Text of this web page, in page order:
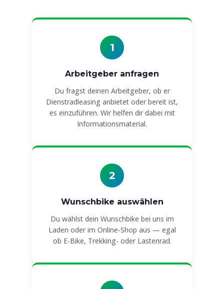
1
Arbeitgeber anfragen
Du fragst deinen Arbeitgeber, ob er
Dienstradleasing anbietet oder bereit ist,
es einzuführen. Wir helfen dir dabei mit
Informationsmaterial.
2
Wunschbike auswählen
Du wählst dein Wunschbike bei uns im
Laden oder im Online-Shop aus — egal
ob E-Bike, Trekking- oder Lastenrad.